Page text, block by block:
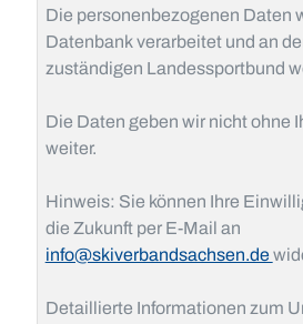
Die personenbezogenen Daten
Datenbank verarbeitet und an
zuständigen Landessportbund
Die Daten geben wir nicht ohne
weiter.
Hinweis: Sie können Ihre
die Zukunft per E-Mail an
info@skiverbandsachsen.de
Detaillierte Informationen zum